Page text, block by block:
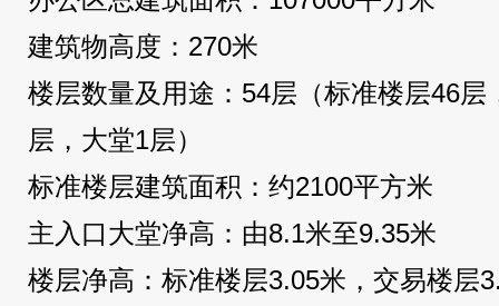
建筑物高度：270米
楼层数量及用途：54层（标准楼层46
层，大堂1层）
标准楼层建筑面积：约2100平方米
主入口大堂净高：由8.1米至9.35米
楼层净高：标准楼层3.05米，交易楼层